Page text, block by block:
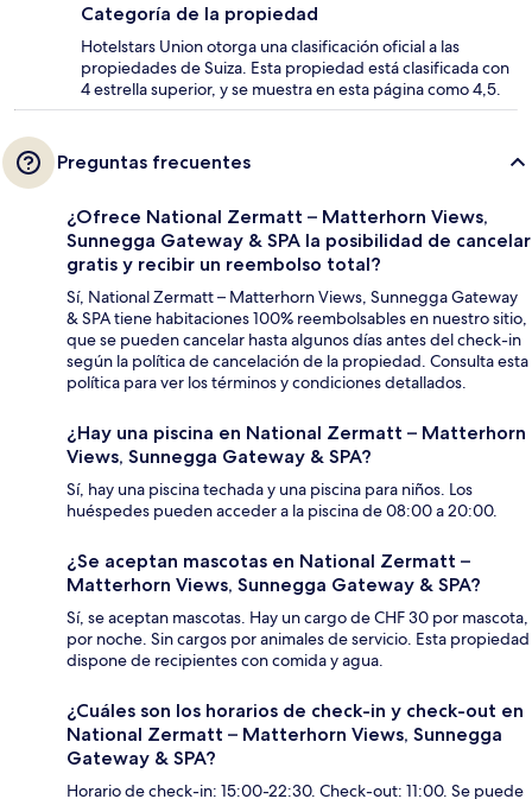
Categoría de la propiedad
Hotelstars Union otorga una clasificación oficial a las
propiedades de Suiza. Esta propiedad está clasificada con
4 estrella superior, y se muestra en esta página como 4,5.
Preguntas frecuentes
¿Ofrece National Zermatt – Matterhorn Views,
Sunnegga Gateway & SPA la posibilidad de cancelar
gratis y recibir un reembolso total?
Sí, National Zermatt – Matterhorn Views, Sunnegga Gateway
& SPA tiene habitaciones 100% reembolsables en nuestro sitio,
que se pueden cancelar hasta algunos días antes del check-in
según la política de cancelación de la propiedad. Consulta esta
política para ver los términos y condiciones detallados.
¿Hay una piscina en National Zermatt – Matterhorn
Views, Sunnegga Gateway & SPA?
Sí, hay una piscina techada y una piscina para niños. Los
huéspedes pueden acceder a la piscina de 08:00 a 20:00.
¿Se aceptan mascotas en National Zermatt –
Matterhorn Views, Sunnegga Gateway & SPA?
Sí, se aceptan mascotas. Hay un cargo de CHF 30 por mascota,
por noche. Sin cargos por animales de servicio. Esta propiedad
dispone de recipientes con comida y agua.
¿Cuáles son los horarios de check-in y check-out en
National Zermatt – Matterhorn Views, Sunnegga
Gateway & SPA?
Horario de check-in: 15:00-22:30. Check-out: 11:00. Se puede